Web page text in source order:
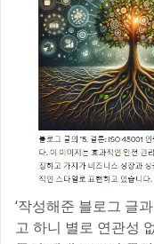
‘작성해준 블로그 글
고 하니 별로 연관성